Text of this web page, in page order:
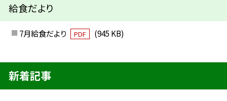
給食だより
7月給食だより PDF (945 KB)
新着記事